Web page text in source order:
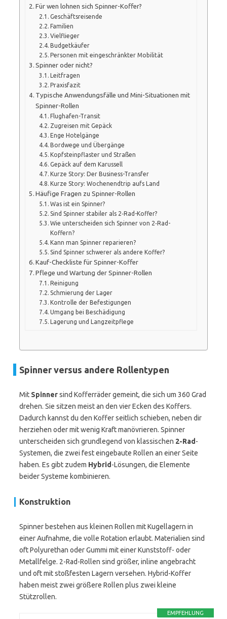
Für wen lohnen sich Spinner-Koffer?
Geschäftsreisende
Familien
Vielflieger
Budgetkäufer
Personen mit eingeschränkter Mobilität
Spinner oder nicht?
Leitfragen
Praxisfazit
Typische Anwendungsfälle und Mini-Situationen mit
Spinner-Rollen
Flughafen-Transit
Zugreisen mit Gepäck
Enge Hotelgänge
Bordwege und Übergänge
Kopfsteinpflaster und Straßen
Gepäck auf dem Karussell
Kurze Story: Der Business-Transfer
Kurze Story: Wochenendtrip aufs Land
Häufige Fragen zu Spinner-Rollen
Was ist ein Spinner?
Sind Spinner stabiler als 2‑Rad-Koffer?
Wie unterscheiden sich Spinner von 2‑Rad-
Koffern?
Kann man Spinner reparieren?
Sind Spinner schwerer als andere Koffer?
Kauf-Checkliste für Spinner-Koffer
Pflege und Wartung der Spinner-Rollen
Reinigung
Schmierung der Lager
Kontrolle der Befestigungen
Umgang bei Beschädigung
Lagerung und Langzeitpflege
Spinner versus andere Rollentypen
Mit Spinnersind Kofferräder gemeint, die sich um 360 Grad
drehen. Sie sitzen meist an den vier Ecken des Koffers.
Dadurch kannst du den Koffer seitlich schieben, neben dir
herziehen oder mit wenig Kraft manövrieren. Spinner
unterscheiden sich grundlegend von klassischen 2-Rad -
Systemen, die zwei fest eingebaute Rollen an einer Seite
haben. Es gibt zudem Hybrid -Lösungen, die Elemente
beider Systeme kombinieren.
Konstruktion
Spinner bestehen aus kleinen Rollen mit Kugellagern in
einer Aufnahme, die volle Rotation erlaubt. Materialien sind
oft Polyurethan oder Gummi mit einer Kunststoff- oder
Metallfelge. 2-Rad-Rollen sind größer, inline angebracht
und oft mit stoßfesten Lagern versehen. Hybrid-Koffer
haben meist zwei größere Rollen plus zwei kleine
Stützrollen.
EMPFEHLUNG